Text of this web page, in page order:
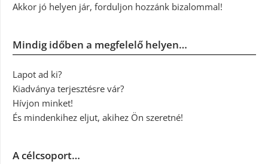
Akkor jó helyen jár, forduljon hozzánk bizalommal!
Mindig időben a megfelelő helyen…
Lapot ad ki?
Kiadványa terjesztésre vár?
Hívjon minket!
És mindenkihez eljut, akihez Ön szeretné!
A célcsoport…